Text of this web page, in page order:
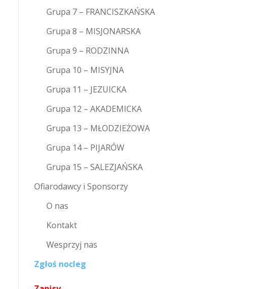
Grupa 7 – FRANCISZKAŃSKA
Grupa 8 – MISJONARSKA
Grupa 9 – RODZINNA
Grupa 10 – MISYJNA
Grupa 11 – JEZUICKA
Grupa 12 – AKADEMICKA
Grupa 13 – MŁODZIEŻOWA
Grupa 14 – PIJARÓW
Grupa 15 – SALEZJAŃSKA
Ofiarodawcy i Sponsorzy
O nas
Kontakt
Wesprzyj nas
Zgłoś nocleg